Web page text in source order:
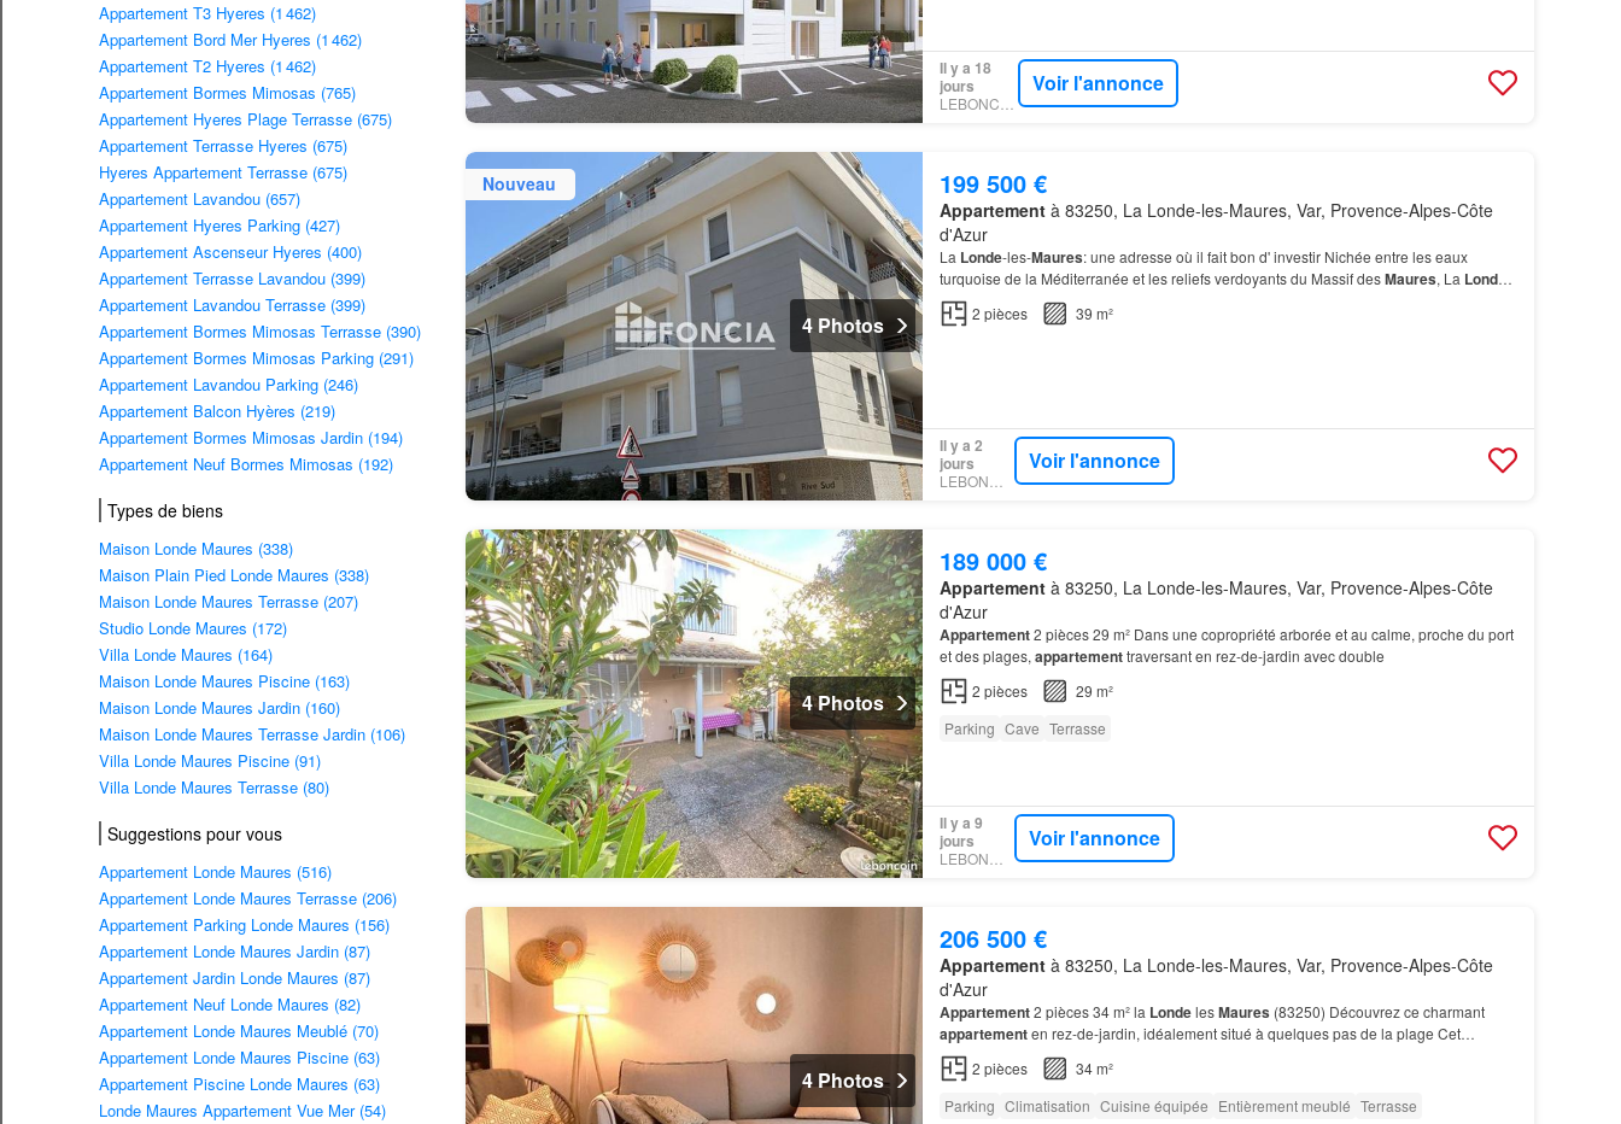
Appartement T3 Hyeres (1 462)
Appartement Bord Mer Hyeres (1 462)
Appartement T2 Hyeres (1 462)
Appartement Bormes Mimosas (765)
Appartement Hyeres Plage Terrasse (675)
Appartement Terrasse Hyeres (675)
Hyeres Appartement Terrasse (675)
Appartement Lavandou (657)
Appartement Hyeres Parking (427)
Appartement Ascenseur Hyeres (400)
Appartement Terrasse Lavandou (399)
Appartement Lavandou Terrasse (399)
Appartement Bormes Mimosas Terrasse (390)
Appartement Bormes Mimosas Parking (291)
Appartement Lavandou Parking (246)
Appartement Balcon Hyères (219)
Appartement Bormes Mimosas Jardin (194)
Appartement Neuf Bormes Mimosas (192)
Types de biens
Maison Londe Maures (338)
Maison Plain Pied Londe Maures (338)
Maison Londe Maures Terrasse (207)
Studio Londe Maures (172)
Villa Londe Maures (164)
Maison Londe Maures Piscine (163)
Maison Londe Maures Jardin (160)
Maison Londe Maures Terrasse Jardin (106)
Villa Londe Maures Piscine (91)
Villa Londe Maures Terrasse (80)
Suggestions pour vous
Appartement Londe Maures (516)
Appartement Londe Maures Terrasse (206)
Appartement Parking Londe Maures (156)
Appartement Londe Maures Jardin (87)
Appartement Jardin Londe Maures (87)
Appartement Neuf Londe Maures (82)
Appartement Londe Maures Meublé (70)
Appartement Londe Maures Piscine (63)
Appartement Piscine Londe Maures (63)
Londe Maures Appartement Vue Mer (54)
Il y a 18
jours
Voir l'annonce
Nouveau
4 Photos
199 500 €
Appartementà 83250, La Londe-les-Maures, Var, Provence-Alpes-Côte
d'Azur
La Londe-les-Maures: une adresse où il fait bon d' investir Nichée entre les eaux
turquoise de la Méditerranée et les reliefs verdoyants du Massif desMaures, La Londe-
les-Maures séduit chaque année de nombreux résidents, vac…
2 pièces 39 m²
Il y a 2
jours
Voir l'annonce
4 Photos
189 000 €
Appartementà 83250, La Londe-les-Maures, Var, Provence-Alpes-Côte
d'Azur
Appartement2 pièces 29 m² Dans une copropriété arborée et au calme, proche du port
et des plages, appartementtraversant en rez-de-jardin avec double
2 pièces
29 m²
Parking Cave Terrasse
Il y a 9
jours
Voir l'annonce
4 Photos
206 500 €
Appartementà 83250, La Londe-les-Maures, Var, Provence-Alpes-Côte
d'Azur
Appartement2 pièces 34 m² la LondelesMaures (83250) Découvrez ce charmant
appartementen rez-de-jardin, idéalement situé à quelques pas de la plage Cet
appartement , en parfait état,décoré et meublé avec goût, est prêt à vi…
2 pièces
34 m²
Parking Climatisation Cuisine équipée Entièrement meublé Terrasse